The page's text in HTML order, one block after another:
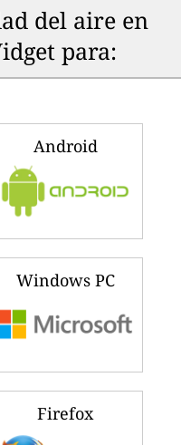
del aire en
para:
Android
Windows PC
Firefox